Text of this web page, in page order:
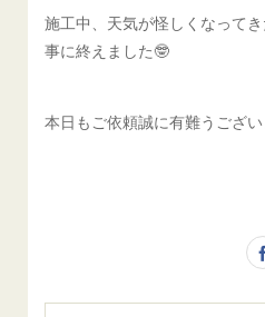
施工中、天気が怪しくなって
事に終えました🤓
本日もご依頼誠に有難うござ